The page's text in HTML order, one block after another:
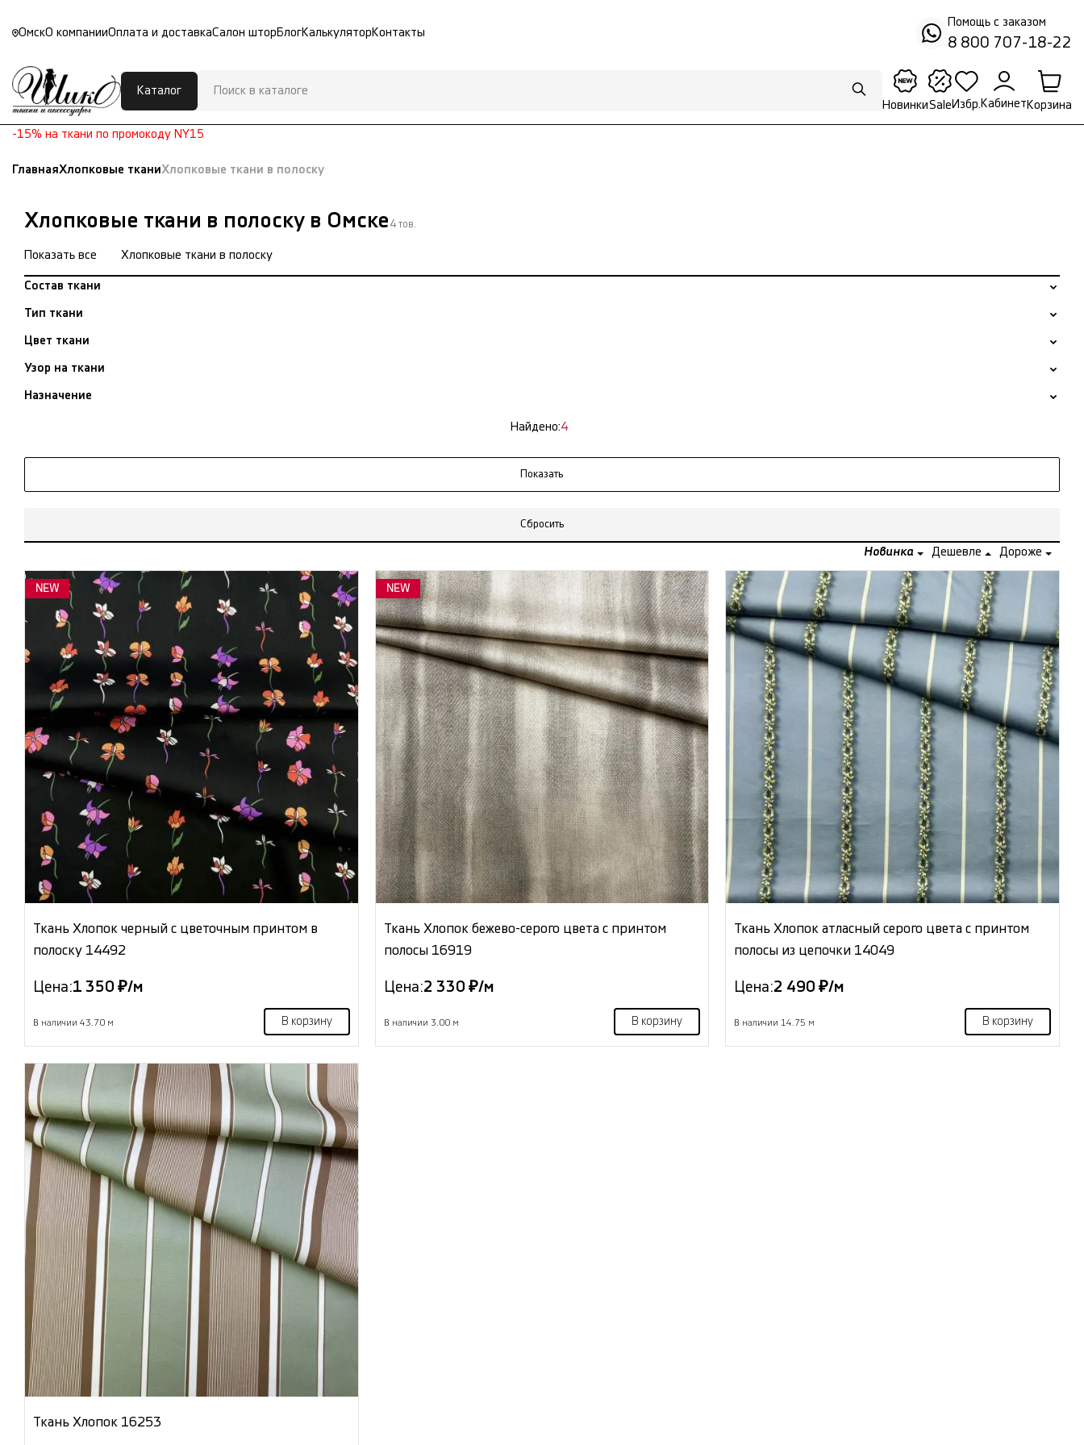
ОмскО компанииОплата и доставкаСалон штор БлогКалькулятор Контакты
Помощь с заказом
8 800 707-18-22
Каталог
НовинкиSale Избр. Кабинет Корзина
-15% на ткани по промокоду NY15
ГлавнаяХлопковые тканиХлопковые ткани в полоску
Хлопковые ткани в полоску в Омске 4 тов.
Показать все Хлопковые ткани в полоску
Состав ткани
Тип ткани
Цвет ткани
Узор на ткани
Назначение
Найдено:4
Сбросить
Новинка Дешевле Дороже
NEW
Ткань Хлопок черный с цветочным принтом в
полоску 14492
Цена:1 350 ₽/м
В наличии 43.70 м В корзину
NEW
Ткань Хлопок бежево-серого цвета с принтом
полосы 16919
Цена:2 330 ₽/м
В наличии 3.00 м В корзину
Ткань Хлопок атласный серого цвета с принтом
полосы из цепочки 14049
Цена:2 490 ₽/м
В наличии 14.75 м В корзину
Ткань Хлопок 16253